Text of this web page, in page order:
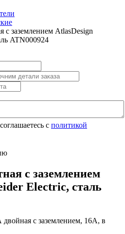
с заземлением AtlasDesign
ATN000924
с политикой
с заземлением
Electric, сталь
с заземлением, 16А, в